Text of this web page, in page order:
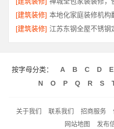
[建筑装修]
[建筑装修]
按字母分类： A B C D E
N
O P Q R S
关于我们 联系我们 招商服务
网站地图
发布